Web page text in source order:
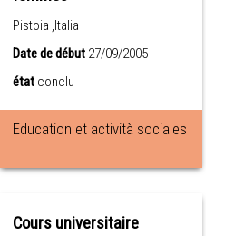
Pistoia ,Italia
Date de début 27/09/2005
état conclu
Education et actività sociales
Cours universitaire